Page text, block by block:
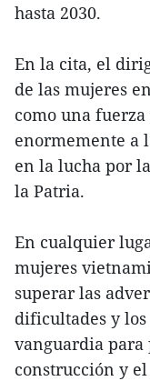
hasta 2030.
En la cita, el
de las mujeres
como una
enormemente a
en la lucha por
la Patria.
En cualquier
mujeres
superar las
dificultades y los
vanguardia
construcción y